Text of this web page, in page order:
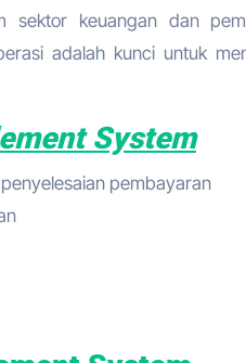
keuangan dan
adalah kunci untuk
System
pembayaran